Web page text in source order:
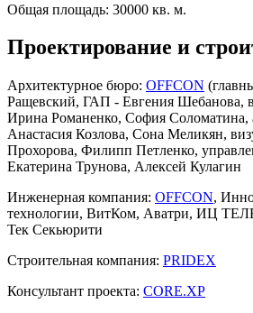
Общая площадь: 30000 кв. м.
Проектирование и
Архитектурное бюро: OFFCON
Ращевский, ГАП - Евгения Шебанова,
Ирина Романенко, София Соломатина,
Анастасия Козлова, Сона Меликян,
Прохорова, Филипп Петленко,
Екатерина Трунова, Алексей Кулагин
Инженерная компания: OFFCON,
технологии, ВитКом, Аватри, ИЦ
Тек Секьюрити
Строительная компания: PRIDEX
Консультант проекта: CORE.XP